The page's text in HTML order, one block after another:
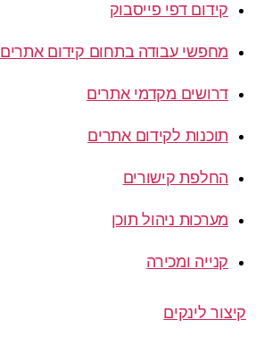
קידום דפי פייסבוק
מחפשי עבודה בתחום קידום אתרים
דרושים מקדמי אתרים
תוכנות לקידום אתרים
החלפת קישורים
מערכות ניהול תוכן
קנייה ומכירה
קיצור לינקים